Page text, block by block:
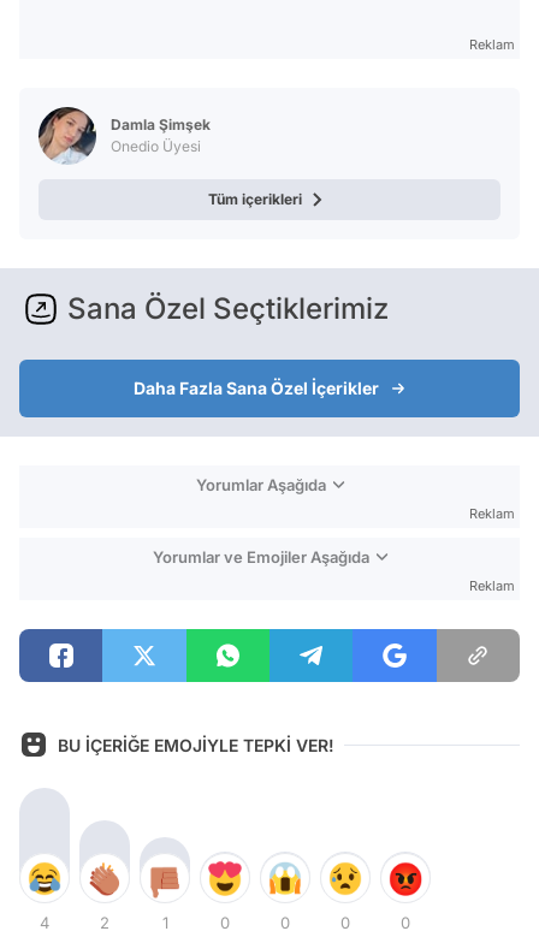
Reklam
Damla Şimşek
Onedio Üyesi
Tüm içerikleri
Sana Özel Seçtiklerimiz
Daha Fazla Sana Özel İçerikler
Yorumlar Aşağıda
Reklam
Yorumlar ve Emojiler Aşağıda
Reklam
BU İÇERİĞE EMOJİYLE TEPKİ VER!
4 2 1 0 0 0 0